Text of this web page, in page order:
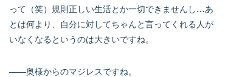
って（笑）規則正しい生活とか一切できませんし…あ
とは何より、自分に対してちゃんと言ってくれる人が
いなくなるというのは大きいですね。
――奥様からのマジレスですね。